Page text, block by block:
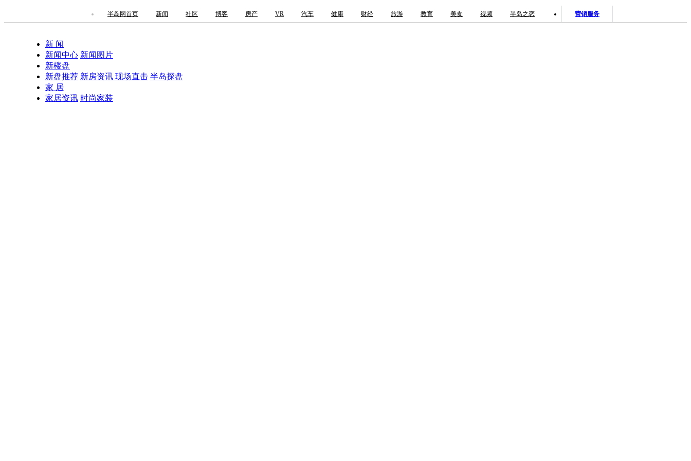
半岛网首页 新闻 社区 博客 房产 VR 汽车 健康 财经 旅游 教育 美食 视频 半岛之恋 营销服务
新 闻
新闻中心 新闻图片
新楼盘
新盘推荐 新房资讯 现场直击 半岛探盘
家 居
家居资讯 时尚家装